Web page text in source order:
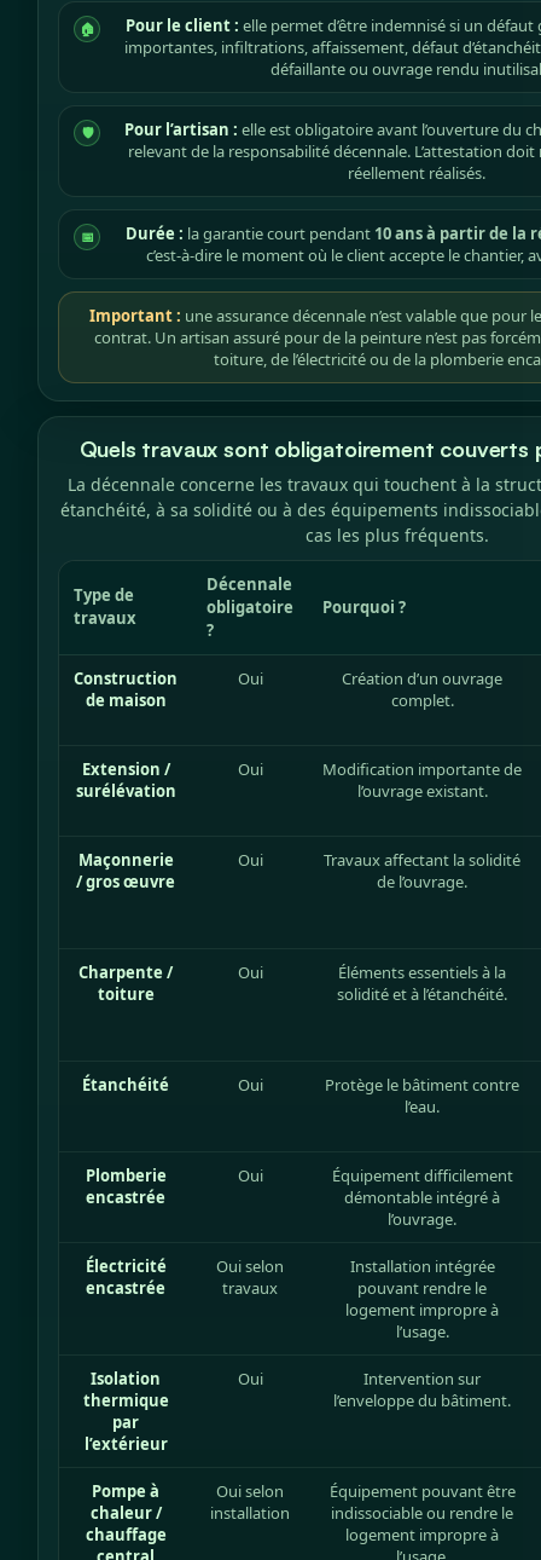
🏠 Pour le client : elle permet d’être indemnisé si un
importantes, infiltrations, affaissement, défaut
défaillante ou ouvrage rendu
🛡️ Pour l’artisan : elle est obligatoire avant l’ouverture du
relevant de la responsabilité décennale. L’attestation
réellement réalisés.
📅 Durée : la garantie court pendant 10 ans à partir de la
c’est-à-dire le moment où le client accepte le chantier,
Important : une assurance décennale n’est valable que pour
contrat. Un artisan assuré pour de la peinture n’est pas
toiture, de l’électricité ou de la plomberie
Quels travaux sont obligatoirement couverts
La décennale concerne les travaux qui touchent à la
étanchéité, à sa solidité ou à des équipements
cas les plus fréquents.
Type de
travaux
Décennale
obligatoire
?
Pourquoi ?
Construction
de maison
Oui
Création d’un ouvrage
complet.
Extension /
surélévation
Oui
Modification importante de
l’ouvrage existant.
Maçonnerie
/ gros œuvre
Oui
Travaux affectant la solidité
de l’ouvrage.
Charpente /
toiture
Oui
Éléments essentiels à la
solidité et à l’étanchéité.
Étanchéité Oui
Protège le bâtiment contre
l’eau.
Plomberie
encastrée
Oui
Équipement difficilement
démontable intégré à
l’ouvrage.
Électricité
encastrée
Oui selon
travaux
Installation intégrée
pouvant rendre le
logement impropre à
l’usage.
Isolation
thermique
par
l’extérieur
Oui
Intervention sur
l’enveloppe du bâtiment.
Pompe à
chaleur /
chauffage
Oui selon
installation
Équipement pouvant être
indissociable ou rendre le
logement impropre à